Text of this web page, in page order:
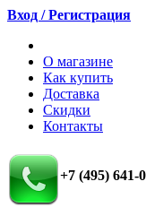
Вход / Регистрация
О магазине
Как купить
Доставка
Скидки
Контакты
+7 (495) 641-